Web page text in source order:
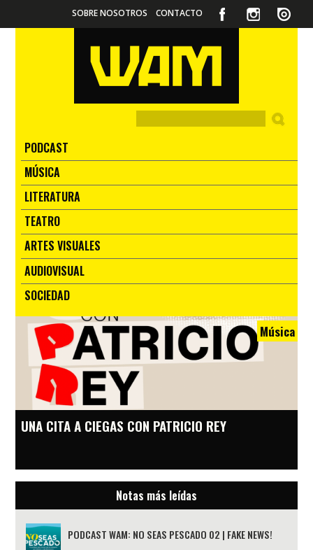
SOBRE NOSOTROS CONTACTO
PODCAST
MÚSICA
LITERATURA
TEATRO
ARTES VISUALES
AUDIOVISUAL
SOCIEDAD
Música
UNA CITA A CIEGAS CON PATRICIO REY
Notas más leídas
PODCAST WAM: NO SEAS PESCADO 02 | FAKE NEWS!